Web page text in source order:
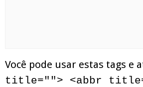
Você pode usar estas tags e
title=""> <abbr